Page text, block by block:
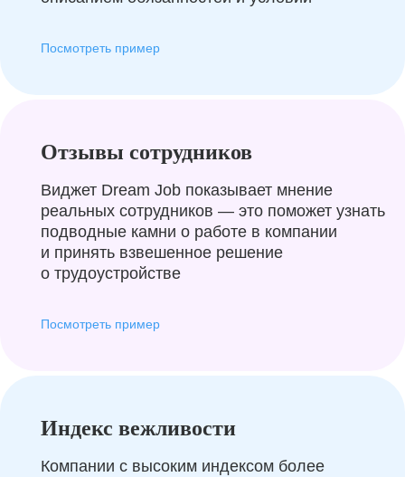
Посмотреть пример
Отзывы сотрудников
Виджет Dream Job показывает мнение
реальных сотрудников — это поможет узнать
подводные камни о работе в компании
и принять взвешенное решение
о трудоустройстве
Посмотреть пример
Индекс вежливости
Компании с высоким индексом более